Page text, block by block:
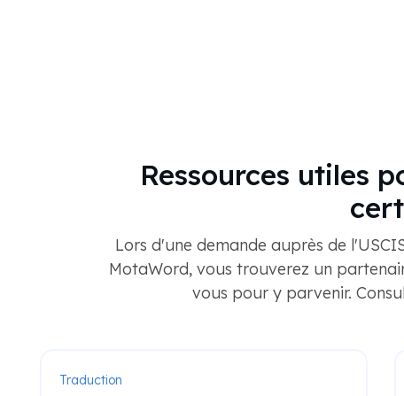
Ressources utiles
Lors d'une demande auprès de
MotaWord, vous trouverez un
vous pour y parvenir.
Traduction